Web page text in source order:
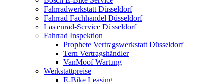
Fahrradwerkstatt Düsseldorf
Fahrrad Fachhandel Düsseldorf
Lastenrad-Service Düsseldorf
Fahrrad Inspektion
Prophete Vertragswerkstatt Düsseldorf
Tern Vertragshändler
VanMoof Wartung
Werkstattpreise
E-Bike Leasing